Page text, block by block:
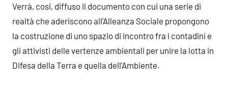
Verrà, cosi, diffuso il documento con cui una serie di
realtà che aderiscono all’Alleanza Sociale propongono
la costruzione di uno spazio di incontro fra i contadini e
gli attivisti delle vertenze ambientali per unire la lotta in
Difesa della Terra e quella dell’Ambiente.